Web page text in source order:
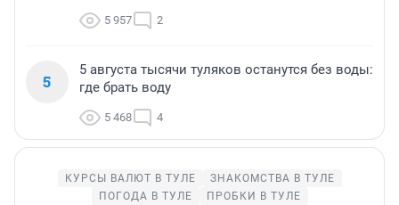
5 957 2
5
5 августа тысячи туляков останутся без воды:
где брать воду
5 468 4
КУРСЫ ВАЛЮТ В ТУЛЕ
ЗНАКОМСТВА В ТУЛЕ
ПОГОДА В ТУЛЕ
ПРОБКИ В ТУЛЕ